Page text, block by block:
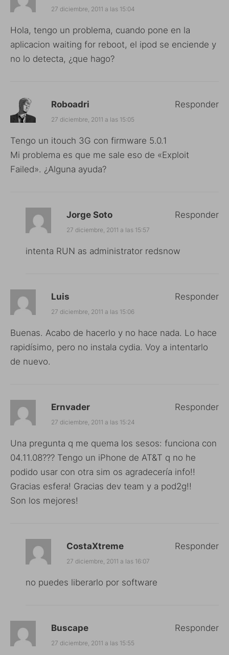
27 diciembre, 2011 a las 15:04
Hola, tengo un problema, cuando pone en la
aplicacion waiting for reboot, el ipod se enciende y
no lo detecta, ¿que hago?
Roboadri
27 diciembre, 2011 a las 15:05
Tengo un itouch 3G con firmware 5.0.1
Mi problema es que me sale eso de «Exploit
Failed». ¿Alguna ayuda?
Responder
Jorge Soto
27 diciembre, 2011 a las 15:57
intenta RUN as administrator redsnow
Responder
Luis
27 diciembre, 2011 a las 15:06
Buenas. Acabo de hacerlo y no hace nada. Lo hace
rapidísimo, pero no instala cydia. Voy a intentarlo
de nuevo.
Responder
Ernvader
27 diciembre, 2011 a las 15:24
Una pregunta q me quema los sesos: funciona con
04.11.08??? Tengo un iPhone de AT&T q no he
podido usar con otra sim os agradecería info!!
Gracias esfera! Gracias dev team y a pod2g!!
Son los mejores!
Responder
CostaXtreme
27 diciembre, 2011 a las 16:07
no puedes liberarlo por software
Responder
Buscape
27 diciembre, 2011 a las 15:55
Responder